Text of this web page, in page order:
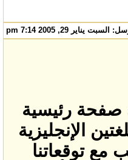
السبت يناير 29, 2005 7:14 pm
صفحة رئيسية
الإنجليزية
مع توقعاتنا